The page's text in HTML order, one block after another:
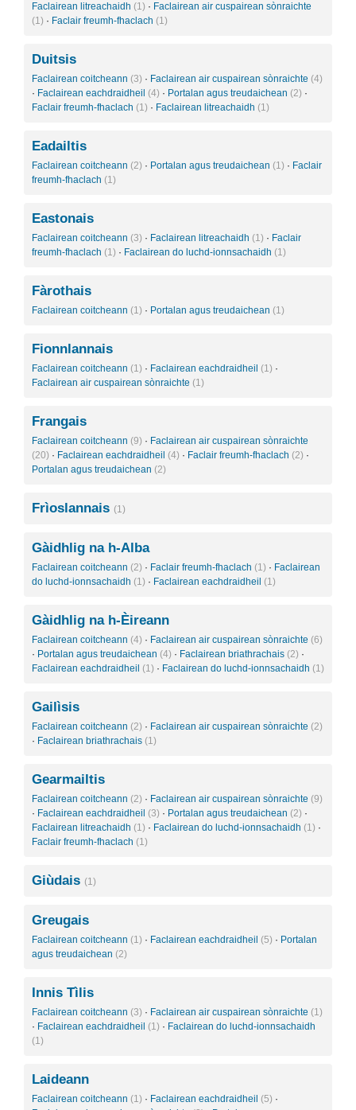
Faclairean litreachaidh (1) · Faclairean air cuspairean sònraichte
(1) · Faclair freumh-fhaclach (1)
Duitsis
Faclairean coitcheann (3) · Faclairean air cuspairean sònraichte (4)
· Faclairean eachdraidheil (4) · Portalan agus treudaichean (2) ·
Faclair freumh-fhaclach (1) · Faclairean litreachaidh (1)
Eadailtis
Faclairean coitcheann (2) · Portalan agus treudaichean (1) · Faclair
freumh-fhaclach (1)
Eastonais
Faclairean coitcheann (3) · Faclairean litreachaidh (1) · Faclair
freumh-fhaclach (1) · Faclairean do luchd-ionnsachaidh (1)
Fàrothais
Faclairean coitcheann (1) · Portalan agus treudaichean (1)
Fionnlannais
Faclairean coitcheann (1) · Faclairean eachdraidheil (1) ·
Faclairean air cuspairean sònraichte (1)
Frangais
Faclairean coitcheann (9) · Faclairean air cuspairean sònraichte
(20) · Faclairean eachdraidheil (4) · Faclair freumh-fhaclach (2) ·
Portalan agus treudaichean (2)
Frìoslannais (1)
Gàidhlig na h-Alba
Faclairean coitcheann (2) · Faclair freumh-fhaclach (1) · Faclairean
do luchd-ionnsachaidh (1) · Faclairean eachdraidheil (1)
Gàidhlig na h-Èireann
Faclairean coitcheann (4) · Faclairean air cuspairean sònraichte (6)
· Portalan agus treudaichean (4) · Faclairean briathrachais (2) ·
Faclairean eachdraidheil (1) · Faclairean do luchd-ionnsachaidh (1)
Gailìsis
Faclairean coitcheann (2) · Faclairean air cuspairean sònraichte (2)
· Faclairean briathrachais (1)
Gearmailtis
Faclairean coitcheann (2) · Faclairean air cuspairean sònraichte (9)
· Faclairean eachdraidheil (3) · Portalan agus treudaichean (2) ·
Faclairean litreachaidh (1) · Faclairean do luchd-ionnsachaidh (1) ·
Faclair freumh-fhaclach (1)
Giùdais (1)
Greugais
Faclairean coitcheann (1) · Faclairean eachdraidheil (5) · Portalan
agus treudaichean (2)
Innis Tìlis
Faclairean coitcheann (3) · Faclairean air cuspairean sònraichte (1)
· Faclairean eachdraidheil (1) · Faclairean do luchd-ionnsachaidh
(1)
Laideann
Faclairean coitcheann (1) · Faclairean eachdraidheil (5) ·